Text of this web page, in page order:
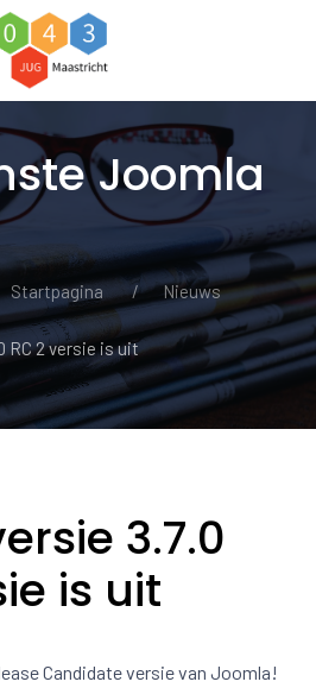
Joomla
Startpagina
Nieuws
RC 2 versie is uit
3.7.0
is uit
Candidate versie van Joomla!